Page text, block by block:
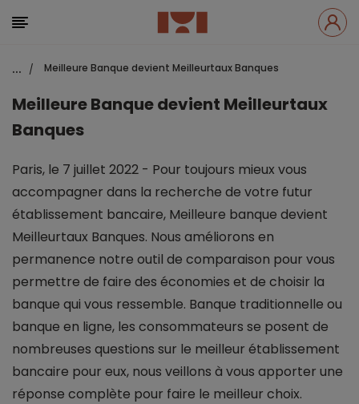
... / Meilleure Banque devient Meilleurtaux Banques
Meilleure Banque devient Meilleurtaux
Banques
Paris, le 7 juillet 2022 - Pour toujours mieux vous
accompagner dans la recherche de votre futur
établissement bancaire, Meilleure banque devient
Meilleurtaux Banques. Nous améliorons en
permanence notre outil de comparaison pour vous
permettre de faire des économies et de choisir la
banque qui vous ressemble. Banque traditionnelle ou
banque en ligne, les consommateurs se posent de
nombreuses questions sur le meilleur établissement
bancaire pour eux, nous veillons à vous apporter une
réponse complète pour faire le meilleur choix.